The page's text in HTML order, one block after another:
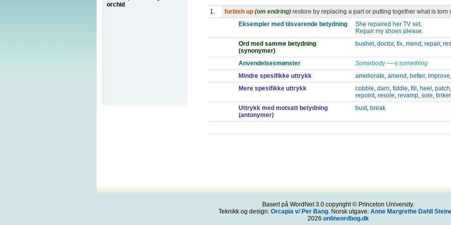
orchid
1.
furbish up (om endring) restore by replacing a part or putting together what is torn
Eksempler med tilsvarende betydning
She repaired her TV set.
Repair my shoes please.
Ord med samme betydning
(synonymer)
bushel , doctor, fix, mend , repair,
Anvendelsesmønster
Somebody ----s something
Mindre spesifikke uttrykk
ameliorate, amend , better, improve
Mere spesifikke uttrykk
cobble, darn, fiddle, fill , heel , patch
repoint, resole, revamp, sole, tinker
Uttrykk med motsatt betydning
(antonymer)
bust, break
Basert på WordNet 3.0 copyright © Princeton University.
Teknikk og design: Orcapia v/ Per Bang. Norsk utgave: Anne Margrethe Dahll
2026 onlineordbog.dk